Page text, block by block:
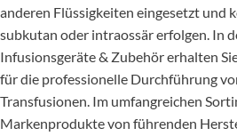
anderen Flüssigkeiten eingesetzt und
subkutan oder intraossär erfolgen. In
Infusionsgeräte & Zubehör erhalten
für die professionelle Durchführung
Transfusionen. Im umfangreichen
Markenprodukte von führenden